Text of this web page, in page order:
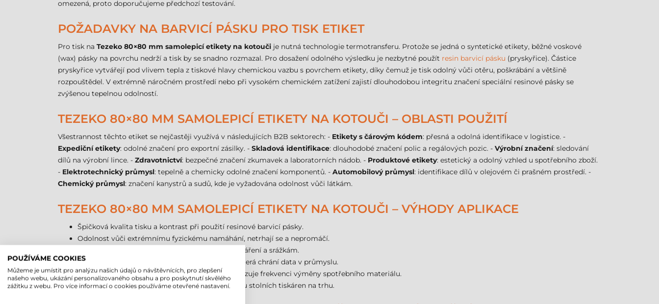
omezená, proto doporučujeme předchozí testování.
POŽADAVKY NA BARVICÍ PÁSKU PRO TISK ETIKET
Pro tisk na Tezeko 80×80 mm samolepicí etikety na kotouči je nutná technologie termotransferu. Protože se jedná o syntetické etikety, běžné voskové
(wax) pásky na povrchu nedrží a tisk by se snadno rozmazal. Pro dosažení odolného výsledku je nezbytné použít resin barvicí pásku (pryskyřice). Částice
pryskyřice vytvářejí pod vlivem tepla z tiskové hlavy chemickou vazbu s povrchem etikety, díky čemuž je tisk odolný vůči otěru, poškrábání a většině
rozpouštědel. V extrémně náročném prostředí nebo při vysokém chemickém zatížení zajistí dlouhodobou integritu značení speciální resinové pásky se
zvýšenou tepelnou odolností.
TEZEKO 80×80 MM SAMOLEPICÍ ETIKETY NA KOTOUČI – OBLASTI POUŽITÍ
Všestrannost těchto etiket se nejčastěji využívá v následujících B2B sektorech: - Etikety s čárovým kódem: přesná a odolná identifikace v logistice. -
Expediční etikety: odolné značení pro exportní zásilky. - Skladová identifikace: dlouhodobé značení polic a regálových pozic. - Výrobní značení: sledování
dílů na výrobní lince. - Zdravotnictví: bezpečné značení zkumavek a laboratorních nádob. - Produktové etikety: estetický a odolný vzhled u spotřebního zboží.
- Elektrotechnický průmysl: tepelně a chemicky odolné značení komponentů. - Automobilový průmysl: identifikace dílů v olejovém či prašném prostředí. -
Chemický průmysl: značení kanystrů a sudů, kde je vyžadována odolnost vůči látkám.
TEZEKO 80×80 MM SAMOLEPICÍ ETIKETY NA KOTOUČI – VÝHODY APLIKACE
Špičková kvalita tisku a kontrast při použití resinové barvicí pásky.
Odolnost vůči extrémnímu fyzickému namáhání, netrhají se a nepromáčí.
Spolehlivé použití v exteriéru, odolnost vůči UV záření a srážkám.
Vynikající odolnost vůči olejům a chemikáliím, která chrání data v průmyslu.
Ekonomické balení 500 kusů na kotouči optimalizuje frekvenci výměny spotřebního materiálu.
Díky dutince 40 mm jsou kompatibilní s většinou stolních tiskáren na trhu.
POUŽÍVÁME COOKIES
Můžeme je umístit pro analýzu našich údajů o návštěvnících, pro zlepšení
našeho webu, ukázání personalizovaného obsahu a pro poskytnutí skvělého
zážitku z webu. Pro více informací o cookies používáme otevřené nastavení.